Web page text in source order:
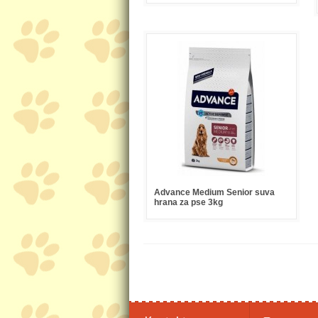
Advance Medium Senior suva
hrana za pse 3kg